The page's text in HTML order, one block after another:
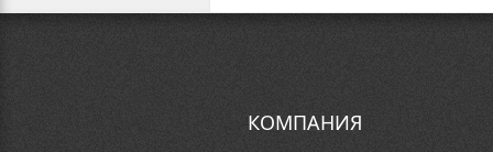
КОМПАНИЯ